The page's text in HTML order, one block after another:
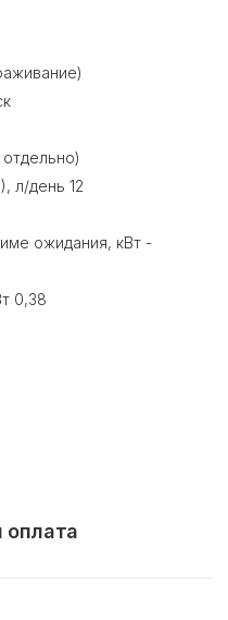
л/день 12
ожидания, кВт -
0,38
оплата